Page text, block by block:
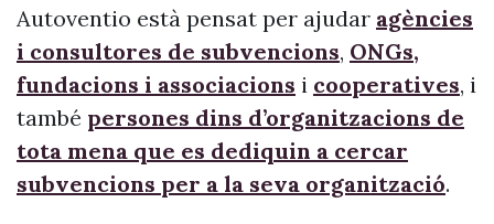
Autoventio està pensat per ajudar agències
i consultores de subvencions, ONGs,
fundacions i associacions i cooperatives, i
també persones dins d’organitzacions de
tota mena que es dediquin a cercar
subvencions per a la seva organització.